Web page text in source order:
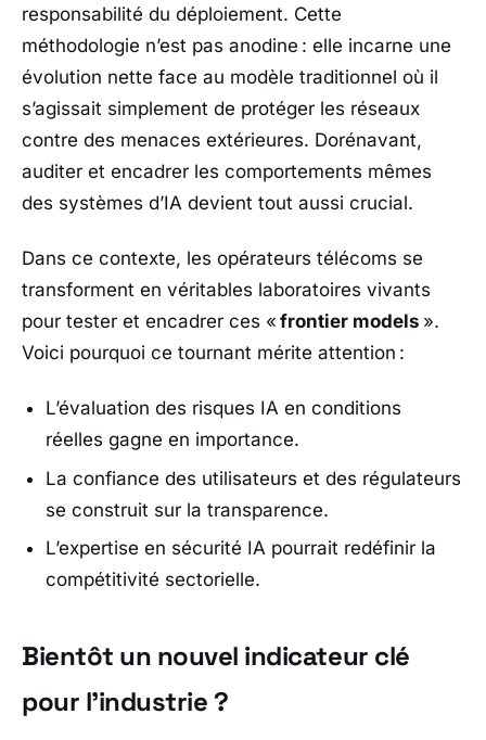
responsabilité du déploiement. Cette
méthodologie n’est pas anodine : elle incarne une
évolution nette face au modèle traditionnel où il
s’agissait simplement de protéger les réseaux
contre des menaces extérieures. Dorénavant,
auditer et encadrer les comportements mêmes
des systèmes d’IA devient tout aussi crucial.
Dans ce contexte, les opérateurs télécoms se
transforment en véritables laboratoires vivants
pour tester et encadrer ces « frontier models ».
Voici pourquoi ce tournant mérite attention :
L’évaluation des risques IA en conditions
réelles gagne en importance.
La confiance des utilisateurs et des régulateurs
se construit sur la transparence.
L’expertise en sécurité IA pourrait redéfinir la
compétitivité sectorielle.
Bientôt un nouvel indicateur clé
pour l’industrie ?